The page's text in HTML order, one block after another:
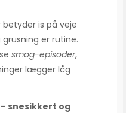
is på veje
er rutine.
smog-episoder,
lægger låg
snesikkert og